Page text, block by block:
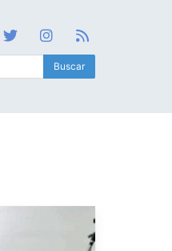
Buscar